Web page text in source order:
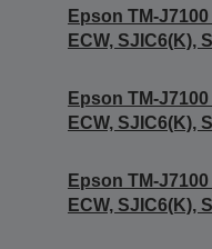
Epson TM-
ECW, SJIC6(K),
Epson TM-
ECW, SJIC6(K),
Epson TM-
ECW, SJIC6(K),